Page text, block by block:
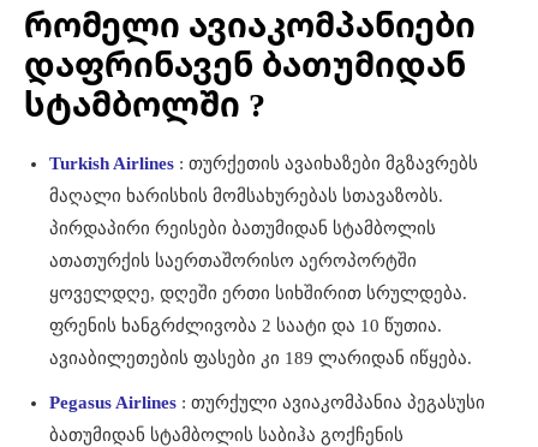
რომელი ავიაკომპანიები
დაფრინავენ ბათუმიდან
სტამბოლში ?
Turkish Airlines : თურქეთის ავაიხაზები მგზავრებს
მაღალი ხარისხის მომსახურებას სთავაზობს.
პირდაპირი რეისები ბათუმიდან სტამბოლის
ათათურქის საერთაშორისო აეროპორტში
ყოველდღე, დღეში ერთი სიხშირით სრულდება.
ფრენის ხანგრძლივობა 2 საატი და 10 წუთია.
ავიაბილეთების ფასები კი 189 ლარიდან იწყება.
Pegasus Airlines : თურქული ავიაკომპანია პეგასუსი
ბათუმიდან სტამბოლის საბიჰა გოქჩენის